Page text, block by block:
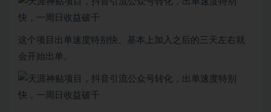
这个项目出单速度特别快、基本上加入之后的三天左右就
会开始出单。